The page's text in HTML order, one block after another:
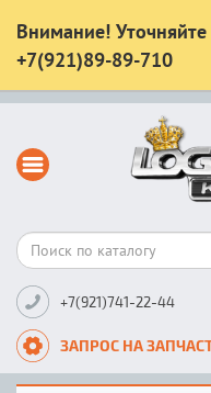
Внимание!
+7(921)89-89-710
+7(921)741-22-44
ЗАПРОС НА